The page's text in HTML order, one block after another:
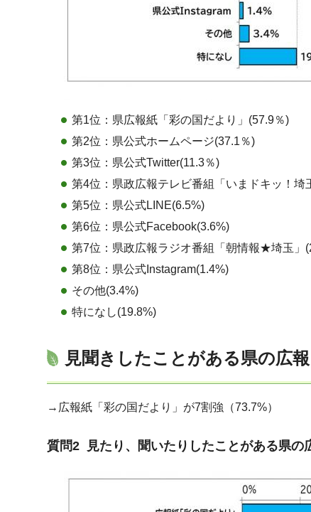
第1位：県広報紙「彩の国だより」(57.9％)
第2位：県公式ホームページ(37.1％)
第3位：県公式Twitter(11.3％)
第4位：県政広報テレビ番組「いまドキッ！埼
第5位：県公式LINE(6.5%)
第6位：県公式Facebook(3.6%)
第7位：県政広報ラジオ番組「朝情報★埼玉」
第8位：県公式Instagram(1.4%)
その他(3.4%)
特になし(19.8%)
見聞きしたことがある県の広報
→広報紙「彩の国だより」が7割強（73.7%）
質問2 見たり、聞いたりしたことがある県の